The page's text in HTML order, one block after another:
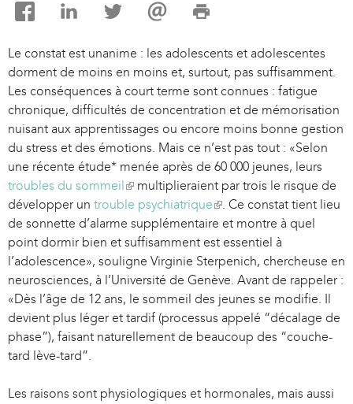
Le constat est unanime : les adolescents et adolescentes
dorment de moins en moins et, surtout, pas suffisamment.
Les conséquences à court terme sont connues : fatigue
chronique, difficultés de concentration et de mémorisation
nuisant aux apprentissages ou encore moins bonne gestion
du stress et des émotions. Mais ce n’est pas tout : «Selon
une récente étude* menée après de 60 000 jeunes, leurs
troubles du sommeil (
i
n
k
i
s
e
x
r
multiplieraient par trois le risque de
développer un trouble psychiatrique(
l
i
n
k
i
s
e
e
. Ce constat tient lieu
de sonnette d’alarme supplémentaire et montre à quel
point dormir bien et suffisamment est essentiel à
l’adolescence», souligne Virginie Sterpenich, chercheuse en
neurosciences, à l’Université de Genève. Avant de rappeler :
«Dès l’âge de 12 ans, le sommeil des jeunes se modifie. Il
devient plus léger et tardif (processus appelé “décalage de
phase”), faisant naturellement de beaucoup des “couche-
tard lève-tard”.
Les raisons sont physiologiques et hormonales, mais aussi